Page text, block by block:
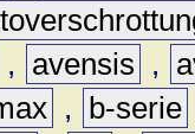
, avensis ,
, b-serie